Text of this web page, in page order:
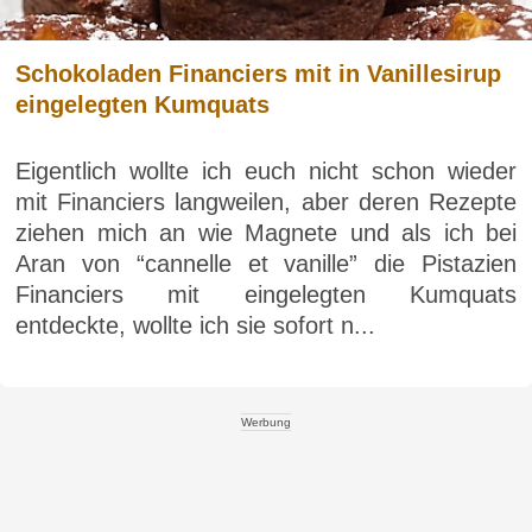
Schokoladen Financiers mit in Vanillesirup
eingelegten Kumquats
Eigentlich wollte ich euch nicht schon wieder
mit Financiers langweilen, aber deren Rezepte
ziehen mich an wie Magnete und als ich bei
Aran von “cannelle et vanille” die Pistazien
Financiers mit eingelegten Kumquats
entdeckte, wollte ich sie sofort n...
Werbung